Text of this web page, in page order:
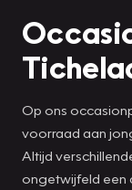
Op ons
voorraad aan
Altijd
ongetwijfeld een